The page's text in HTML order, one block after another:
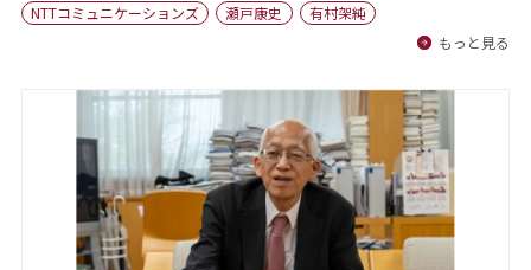
会社概要
NTTコミュニケーションズ
瀬戸康史
有村架純
もっと見る